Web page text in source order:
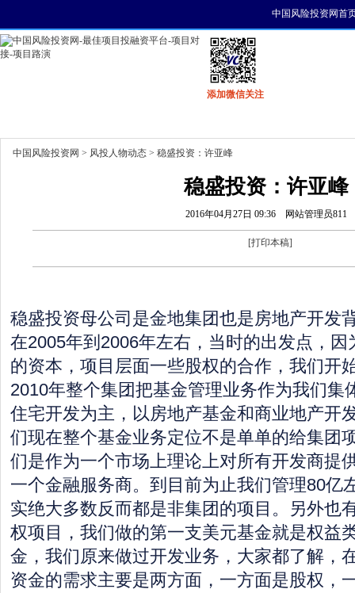
中国风险投资网首
添加微信关注
中国风险投资网 > 风投人物动态 > 稳盛投资：许亚峰
稳盛投资：许亚峰
2016年04月27日 09:36 网站管理员811
[打印本稿]
稳盛投资母公司是金地集团也是房地产开发
在2005年到2006年左右，当时的出发点，
的资本，项目层面一些股权的合作，我们开
2010年整个集团把基金管理业务作为我们集
住宅开发为主，以房地产基金和商业地产开
们现在整个基金业务定位不是单单的给集团
们是作为一个市场上理论上对所有开发商提
一个金融服务商。到目前为止我们管理80亿
实绝大多数反而都是非集团的项目。另外也
权项目，我们做的第一支美元基金就是权益
金，我们原来做过开发业务，大家都了解，
资金的需求主要是两方面，一方面是股权，